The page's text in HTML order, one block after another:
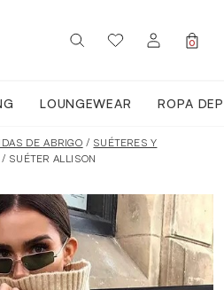
SIGN IN / REGISTER
0
LOUNGEWEAR ROPA
DE ABRIGO / SUÉTERES Y
SUÉTER ALLISON